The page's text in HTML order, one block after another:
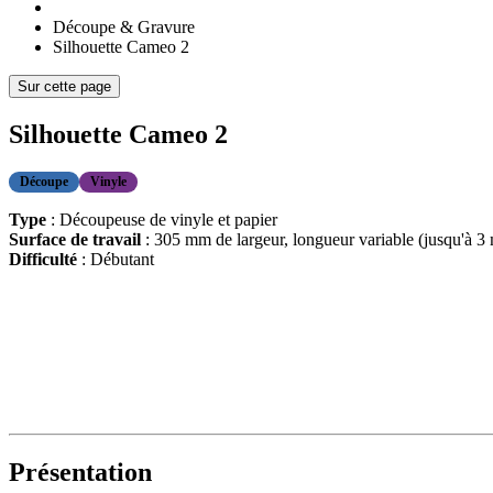
Découpe & Gravure
Silhouette Cameo 2
Sur cette page
Silhouette Cameo 2
Découpe Vinyle
Type : Découpeuse de vinyle et papier
Surface de travail : 305 mm de largeur, longueur variable (jusqu'à 3
Difficulté : Débutant
Présentation